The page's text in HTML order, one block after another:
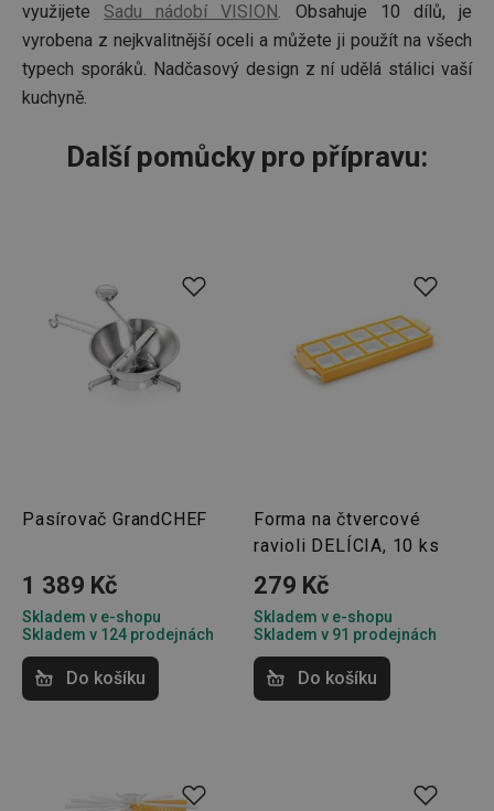
využijete Sadu nádobí VISION. Obsahuje 10 dílů, je
vyrobena z nejkvalitnější oceli a můžete ji použít na všech
typech sporáků. Nadčasový design z ní udělá stálici vaší
kuchyně.
Další pomůcky pro přípravu:
Pasírovač GrandCHEF
1 389 Kč
Skladem v e-shopu
Skladem v 124 prodejnách
Do košíku
Forma na čtvercové
ravioli DELÍCIA, 10 ks
279 Kč
Skladem v e-shopu
Skladem v 91 prodejnách
Do košíku